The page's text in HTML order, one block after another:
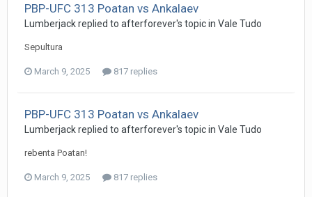
PBP-UFC 313 Poatan vs Ankalaev
Lumberjackreplied to afterforever's topic in Vale Tudo
Sepultura
March 9, 2025 817 replies
PBP-UFC 313 Poatan vs Ankalaev
Lumberjackreplied to afterforever's topic in Vale Tudo
rebenta Poatan!
March 9, 2025 817 replies